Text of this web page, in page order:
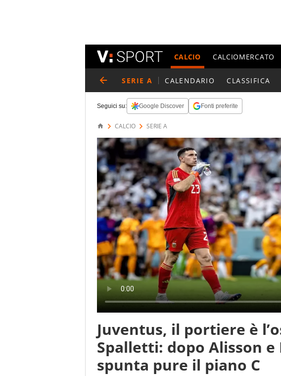
CALCIO CALCIOMERCATO
SERIE A CALENDARIO CLASSIFICA
Seguici su: Google Discover Fonti preferite
CALCIO SERIE A
Juventus, il portiere è
Spalletti: dopo Alisson
spunta pure il piano C